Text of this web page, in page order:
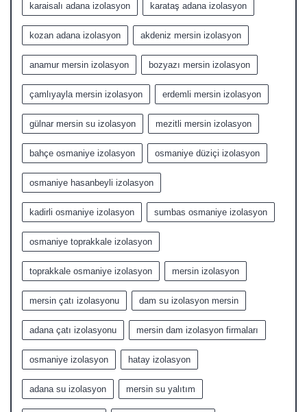
karaisalı adana izolasyon karataş adana izolasyon
kozan adana izolasyon akdeniz mersin izolasyon
anamur mersin izolasyon bozyazı mersin izolasyon
çamlıyayla mersin izolasyon erdemli mersin izolasyon
gülnar mersin su izolasyon mezitli mersin izolasyon
bahçe osmaniye izolasyon osmaniye düziçi izolasyon
osmaniye hasanbeyli izolasyon
kadirli osmaniye izolasyon sumbas osmaniye izolasyon
osmaniye toprakkale izolasyon
toprakkale osmaniye izolasyon mersin izolasyon
mersin çatı izolasyonu dam su izolasyon mersin
adana çatı izolasyonu mersin dam izolasyon firmaları
osmaniye izolasyon hatay izolasyon
adana su izolasyon mersin su yalıtım